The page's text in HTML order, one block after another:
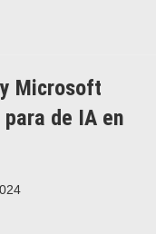
Microsoft
de IA en